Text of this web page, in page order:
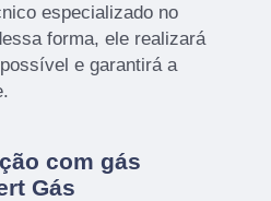
especializado no
forma, ele realizará
e garantirá a
com gás
Gás